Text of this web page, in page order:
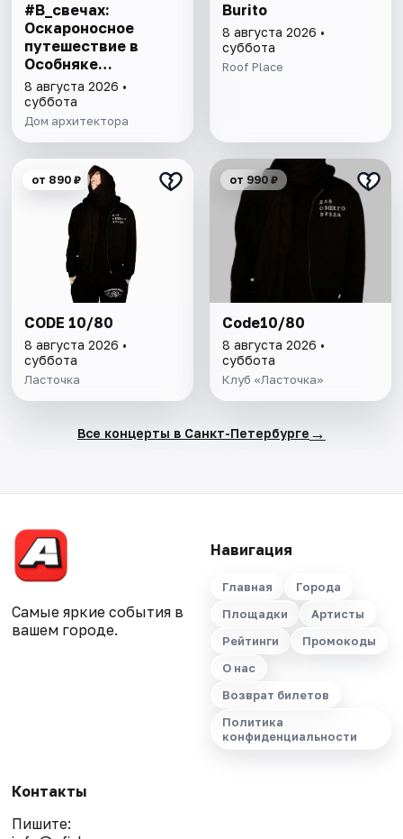
#В_свечах:
Оскароносное
путешествие в
Особняке
Половцова
8 августа 2026 •
суббота
Дом архитектора
Burito
8 августа 2026 •
суббота
Roof Place
от 890 ₽
CODE 10/80
8 августа 2026 •
суббота
Ласточка
от 990 ₽
Code10/80
8 августа 2026 •
суббота
Клуб «Ласточка»
Все концерты в Санкт-Петербурге →
Самые яркие события в
вашем городе.
Навигация
Главная
Города
Площадки
Артисты
Рейтинги
Промокоды
О нас
Возврат билетов
Политика
конфиденциальности
Контакты
Пишите: